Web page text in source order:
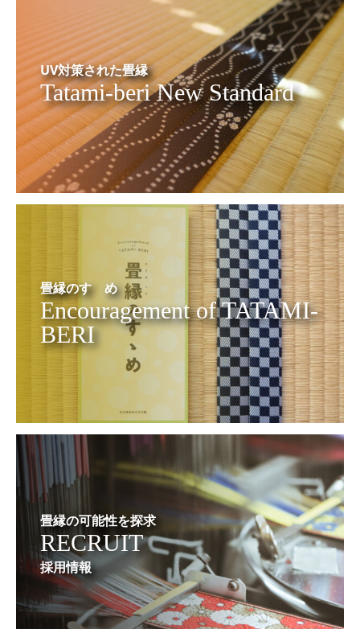
UV対策された畳縁
Tatami-beri New Standard
畳縁のすゝめ
Encouragement of TATAMI-
BERI
畳縁の可能性を探求
RECRUIT
採用情報